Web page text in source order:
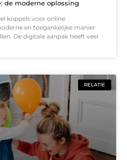
de moderne oplossing
koppels voor online
en toegankelijke manier
De digitale aanpak heeft veel
RELATIE